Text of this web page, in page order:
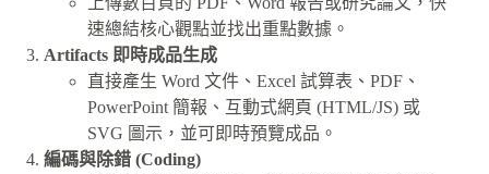
速總結核心觀點並找出重點數據。
Artifacts 即時成品生成
直接產生 Word 文件、Excel 試算表、PDF、
PowerPoint 簡報、互動式網頁 (HTML/JS) 或
SVG 圖示，並可即時預覽成品。
編碼與除錯 (Coding)